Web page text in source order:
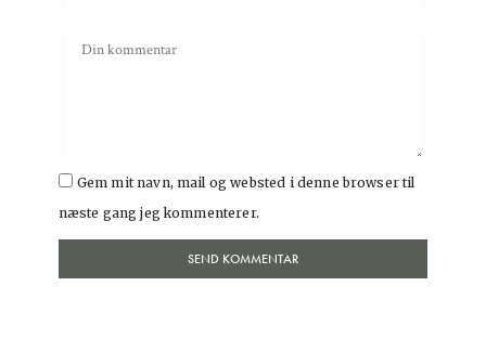
Gem mit navn, mail og websted i denne browser til
næste gang jeg kommenterer.